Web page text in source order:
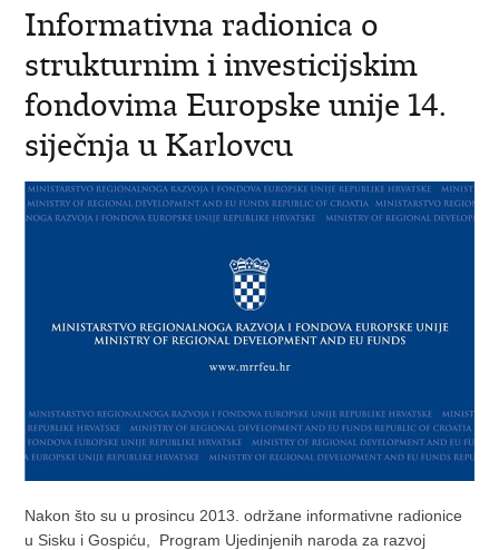
Informativna radionica o
strukturnim i investicijskim
fondovima Europske unije 14.
siječnja u Karlovcu
Nakon što su u prosincu 2013. održane informativne radionice
u Sisku i Gospiću, Program Ujedinjenih naroda za razvoj